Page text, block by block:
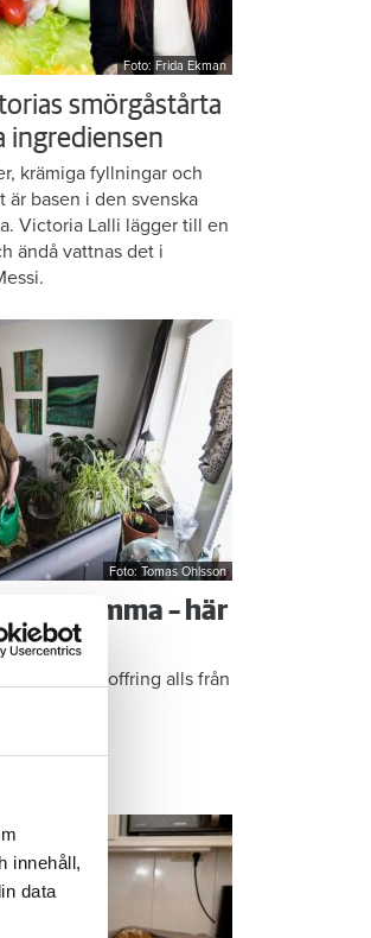
innehåll,
data
Foto: Frida Ekman
smörgåstårta
ingrediensen
krämiga fyllningar och
är basen i den svenska
Victoria Lalli lägger till en
ändå vattnas det i
Foto: Tomas Ohlsson
hemma – här
tips
är ingen uppoffring alls från